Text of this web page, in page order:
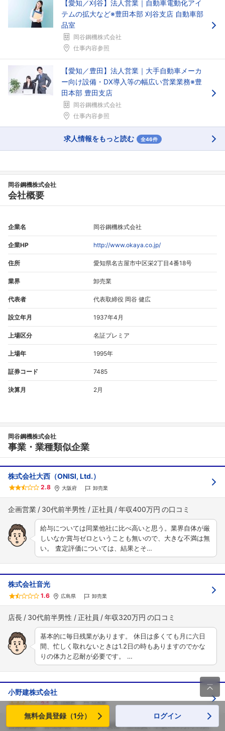
【愛知／刈谷】法人営業｜自動車電動化アイ
テムの拡大など※豊田本部 刈谷支店 自動車部
品室
岡谷鋼機株式会社
仕事内容参照
【愛知／豊田】法人営業｜大手自動車メーカ
ー向け設備・DX導入等の幅広い営業業務※豊
田本部 豊田支店
岡谷鋼機株式会社
仕事内容参照
求人情報をもっと読む 全46件
岡谷鋼機株式会社
会社概要
企業名 岡谷鋼機株式会社
企業HP http://www.okaya.co.jp/
住所 愛知県名古屋市中区栄2丁目4番18号
業界 卸売業
代表者 代表取締役 岡谷 健広
設立年月 1937年4月
上場区分 名証プレミア
上場年 1995年
証券コード 7485
決算月 2月
岡谷鋼機株式会社
事業・業種類似企業
株式会社大西（ONISI, Ltd.）
2.8 大阪府 卸売業
企画営業 30代前半男性 正社員 年収400万円
給与については同業他社に比べ高いと思う。業界自体が厳
しいなか賞与ゼロということも無いので、大きな不満は無
い。 査定評価については、結果とそ…
株式会社音光
1.6 広島県 卸売業
店長 30代前半男性 正社員 年収320万円
基本的に毎日残業があります。 休日は多くても月に六日
間、忙しく取れないときは1.2日の時もありますのでかな
りの体力と忍耐が必要です。 …
小野建株式会社
2.1 福岡県 卸売業
営業事務・管理事務 20代前半女性 正社員 年収230万円

無料会員登録（1分） ログイン